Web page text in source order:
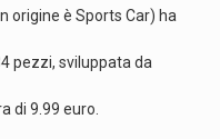
origine è Sports Car) ha
pezzi, sviluppata da
di 9.99 euro.